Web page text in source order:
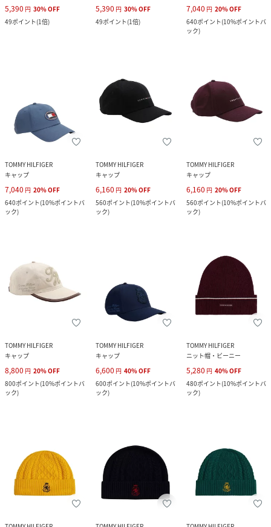
5,390 円 30%OFF
49ポイント(1倍)
5,390 円 30%OFF
49ポイント(1倍)
7,040 円 20%OFF
640ポイント(10%ポイントバ
ック)
TOMMY HILFIGER
キャップ
7,040 円 20%OFF
640ポイント(10%ポイントバ
ック)
TOMMY HILFIGER
キャップ
6,160 円 20%OFF
560ポイント(10%ポイントバ
ック)
TOMMY HILFIGER
キャップ
6,160 円 20%OFF
560ポイント(10%ポイントバ
ック)
TOMMY HILFIGER
キャップ
8,800 円 20%OFF
800ポイント(10%ポイントバ
ック)
TOMMY HILFIGER
キャップ
6,600 円 40%OFF
600ポイント(10%ポイントバ
ック)
TOMMY HILFIGER
ニット帽・ビーニー
5,280 円 40%OFF
480ポイント(10%ポイントバ
ック)